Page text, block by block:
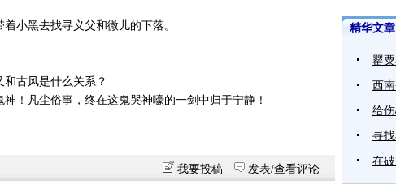
小黑去找寻义父和微儿的下落。
古风是什么关系？
！凡尘俗事，终在这鬼哭神嚎的一剑中归于宁静！
我要投稿 发表/查看评论
精华文章
罂
西
给
寻
在